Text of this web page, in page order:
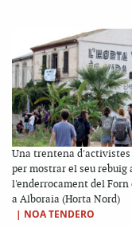
Una trentena d'activistes
per mostrar el seu rebuig
l'enderrocament del Forn
a Alboraia (Horta Nord)
| NOA TENDERO